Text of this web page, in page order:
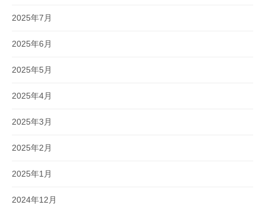
2025年7月
2025年6月
2025年5月
2025年4月
2025年3月
2025年2月
2025年1月
2024年12月